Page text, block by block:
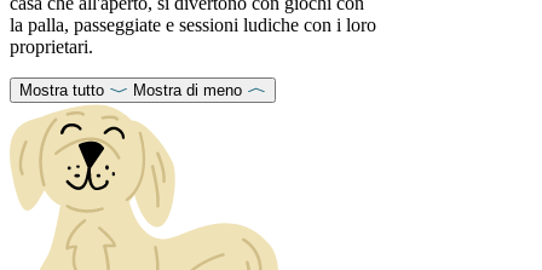
la palla, passeggiate e sessioni ludiche con i loro
proprietari.
Mostra tutto Mostra di meno